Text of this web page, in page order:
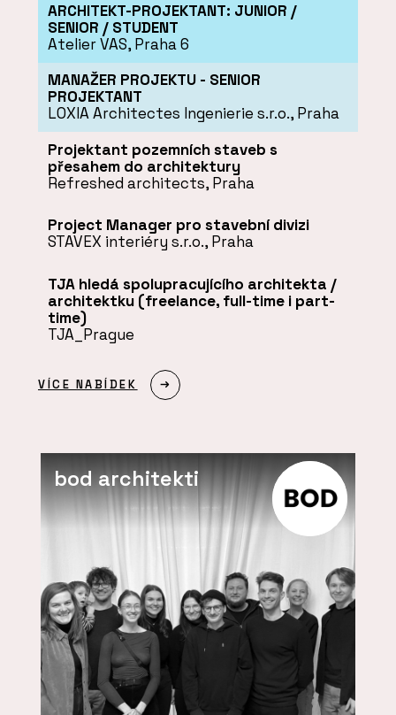
ARCHITEKT-PROJEKTANT: JUNIOR /
SENIOR / STUDENT
Atelier VAS, Praha 6
MANAŽER PROJEKTU - SENIOR
PROJEKTANT
LOXIA Architectes Ingenierie s.r.o., Praha
Projektant pozemních staveb s
přesahem do architektury
Refreshed architects, Praha
Project Manager pro stavební divizi
STAVEX interiéry s.r.o., Praha
TJA hledá spolupracujícího architekta /
architektku (freelance, full-time i part-
time)
TJA_Prague
VÍCE NABÍDEK
bod architekti